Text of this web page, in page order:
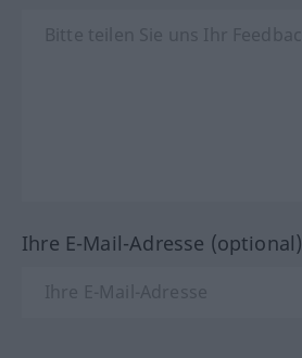
Ihre E-Mail-Adresse (optional)